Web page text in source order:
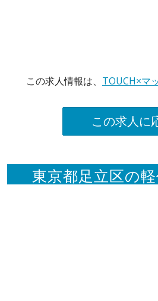
この求人情報は、 TOUCH×マ
この求人に
東京都足立区の